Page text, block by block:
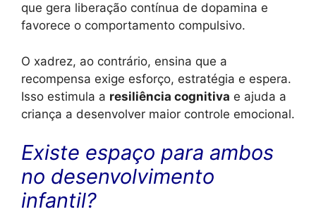
que gera liberação contínua de dopamina e
favorece o comportamento compulsivo.
O xadrez, ao contrário, ensina que a
recompensa exige esforço, estratégia e espera.
Isso estimula a resiliência cognitiva e ajuda a
criança a desenvolver maior controle emocional.
Existe espaço para ambos
no desenvolvimento
infantil?